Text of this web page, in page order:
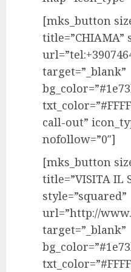
[mks_button
title=”CHIAMA”
target=”_blank”
call-out”
nofollow=”0″]
[mks_button
title=”VISITA IL
style=”squared”
url=”http://
target=”_blank”